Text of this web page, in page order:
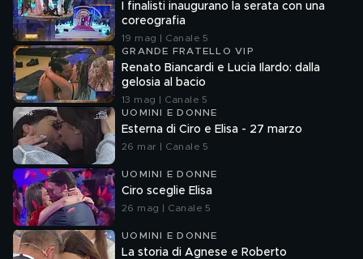
I finalisti inaugurano la serata con una
coreografia
19 mag | Canale 5
GRANDE FRATELLO VIP
Renato Biancardi e Lucia Ilardo: dalla
gelosia al bacio
13 mag | Canale 5
UOMINI E DONNE
Esterna di Ciro e Elisa - 27 marzo
26 mar | Canale 5
UOMINI E DONNE
Ciro sceglie Elisa
26 mag | Canale 5
UOMINI E DONNE
La storia di Agnese e Roberto